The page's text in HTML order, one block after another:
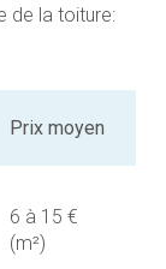
de la toiture:
Prix moyen
6 à 15 €
(m²)